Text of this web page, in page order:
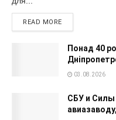
READ MORE
Понад 40
03.08.2026
СБУ и Силы